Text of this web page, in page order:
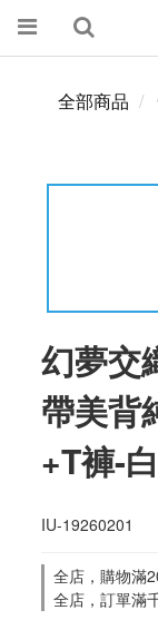
全部商品
幻夢交
帶美背
+T褲-白
IU-19260201
全店，購物滿
全店，訂單滿